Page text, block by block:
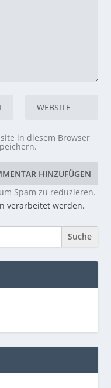
in diesem Browser
Spam zu reduzieren.
verarbeitet werden.